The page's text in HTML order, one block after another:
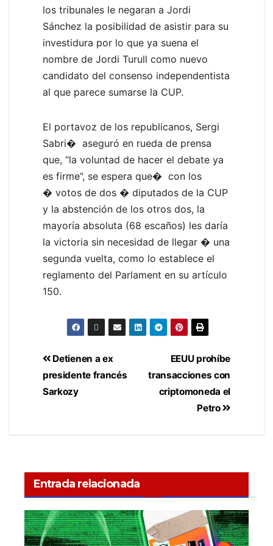
los tribunales le negaran a Jordi
Sánchez la posibilidad de asistir para su
investidura por lo que ya suena el
nombre de Jordi Turull como nuevo
candidato del consenso independentista
al que parece sumarse la CUP.
El portavoz de los republicanos, Sergi
Sabri� aseguró en rueda de prensa
que, “la voluntad de hacer el debate ya
es firme”, se espera que� con los
� votos de dos � diputados de la CUP
y la abstención de los otros dos, la
mayoría absoluta (68 escaños) les daría
la victoria sin necesidad de llegar � una
segunda vuelta, como lo establece el
reglamento del Parlament en su artículo
150.
EEUU prohíbe
transacciones con
criptomoneda el
Petro
Detienen a ex
presidente francés
Sarkozy
Entrada relacionada